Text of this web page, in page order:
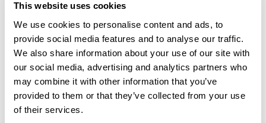
This website uses cookies
We use cookies to personalise content and ads, to
provide social media features and to analyse our traffic.
We also share information about your use of our site with
our social media, advertising and analytics partners who
may combine it with other information that you’ve
provided to them or that they’ve collected from your use
of their services.
Stálá kvalita — pytel za pytlem stejná, nikdy směs
Bez krystalického křemene — bez rizika silikózy
POZOR NA TRHU